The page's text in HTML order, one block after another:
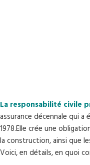
La responsabilité civile
assurance décennale qui
1978.Elle crée une
la construction, ainsi que
Voici, en détails, en quoi